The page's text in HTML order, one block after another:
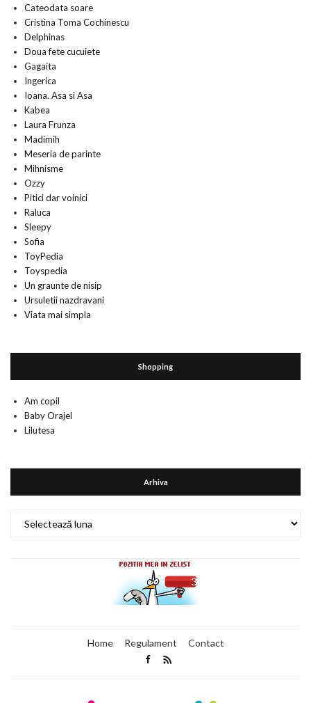
Cateodata soare
Cristina Toma Cochinescu
Delphinas
Doua fete cucuiete
Gagaita
Ingerica
Ioana. Asa si Asa
Kabea
Laura Frunza
Madimih
Meseria de parinte
Mihnisme
Ozzy
Pitici dar voinici
Raluca
Sleepy
Sofia
ToyPedia
Toyspedia
Un graunte de nisip
Ursuletii nazdravani
Viata mai simpla
Shopping
Am copil
Baby Orajel
Lilutesa
Arhiva
Home Regulament Contact